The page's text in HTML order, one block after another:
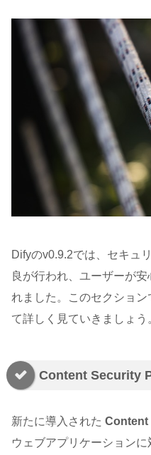
Difyのv0.9.2では、セキュ
良が行われ、ユーザーが
れました。このセクショ
て詳しく見ていきましょう
Content Security
新たに導入された Content
ウェブアプリケーション